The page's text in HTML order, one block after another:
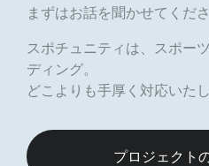
まずはお話を聞かせてくださ
スポチュニティは、スポー
ディング。
どこよりも手厚く対応いたし
プロジェクト